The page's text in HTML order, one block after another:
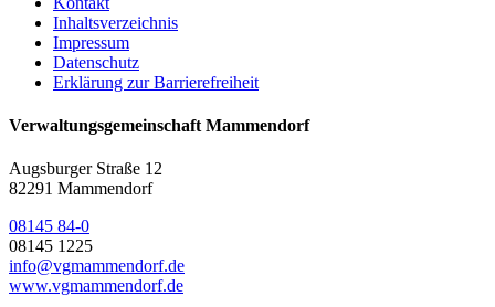
Inhaltsverzeichnis
Impressum
Datenschutz
Erklärung zur Barrierefreiheit
Verwaltungsgemeinschaft Mammendorf
Augsburger Straße 12
82291 Mammendorf
08145 84-0
08145 1225
info@vgmammendorf.de
www.vgmammendorf.de